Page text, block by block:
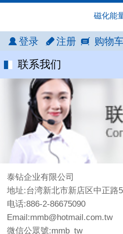
磁化能
登录 注册 购物
联系我们
泰钻企业有限公司
地址:台湾新北市新店区中正路
电话:886-2-86675090
Email:mmb@hotmail.com.tw
微信公眾號:mmb_tw